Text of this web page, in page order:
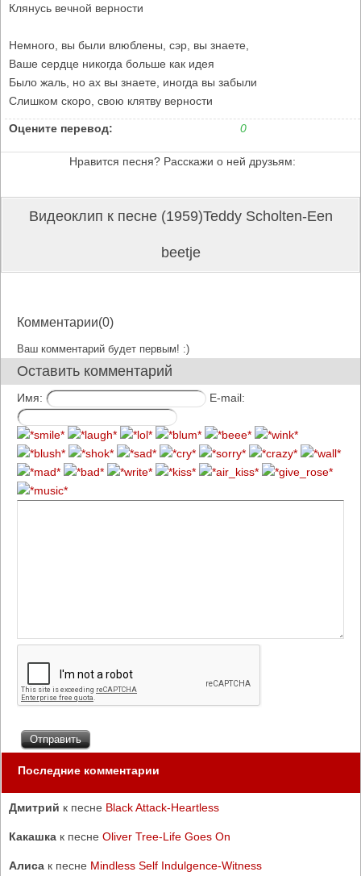
Клянусь вечной верности
Немного, вы были влюблены, сэр, вы знаете,
Ваше сердце никогда больше как идея
Было жаль, но ах вы знаете, иногда вы забыли
Слишком скоро, свою клятву верности
Оцените перевод: 0
Нравится песня? Расскажи о ней друзьям:
Видеоклип к песне (1959)Teddy Scholten-Een
beetje
Комментарии(0)
Ваш комментарий будет первым! :)
Оставить комментарий
Имя: E-mail:
Последние комментарии
Дмитрий к песне Black Attack-Heartless
Какашка к песне Oliver Tree-Life Goes On
Алиса к песне Mindless Self Indulgence-Witness